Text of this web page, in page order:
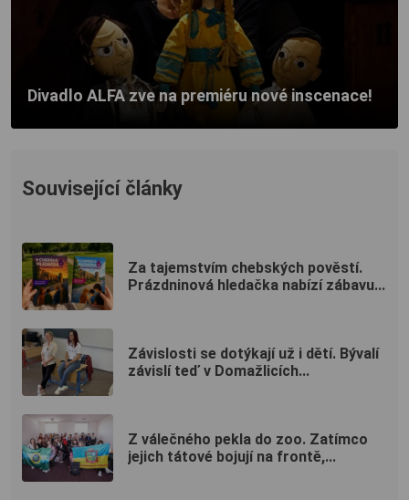
Divadlo ALFA zve na premiéru nové inscenace!
Související články
Za tajemstvím chebských pověstí.
Prázdninová hledačka nabízí zábavu...
Závislosti se dotýkají už i dětí. Bývalí
závislí teď v Domažlicích...
Z válečného pekla do zoo. Zatímco
jejich tátové bojují na frontě,...